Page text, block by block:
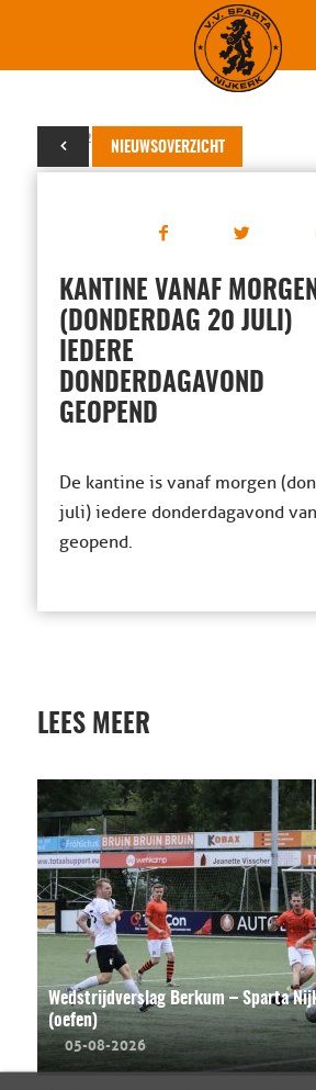
NIEUWSOVERZICHT
19 juli 2023
KANTINE VANAF MORGEN
(DONDERDAG 20 JULI)
IEDERE
DONDERDAGAVOND
GEOPEND
De kantine is vanaf morgen
juli) iedere donderdagavond
geopend.
LEES MEER
Wedstrijdverslag Berkum – Sparta
(oefen)
05-08-2026